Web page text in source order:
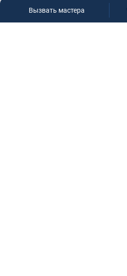
Вызвать мастера